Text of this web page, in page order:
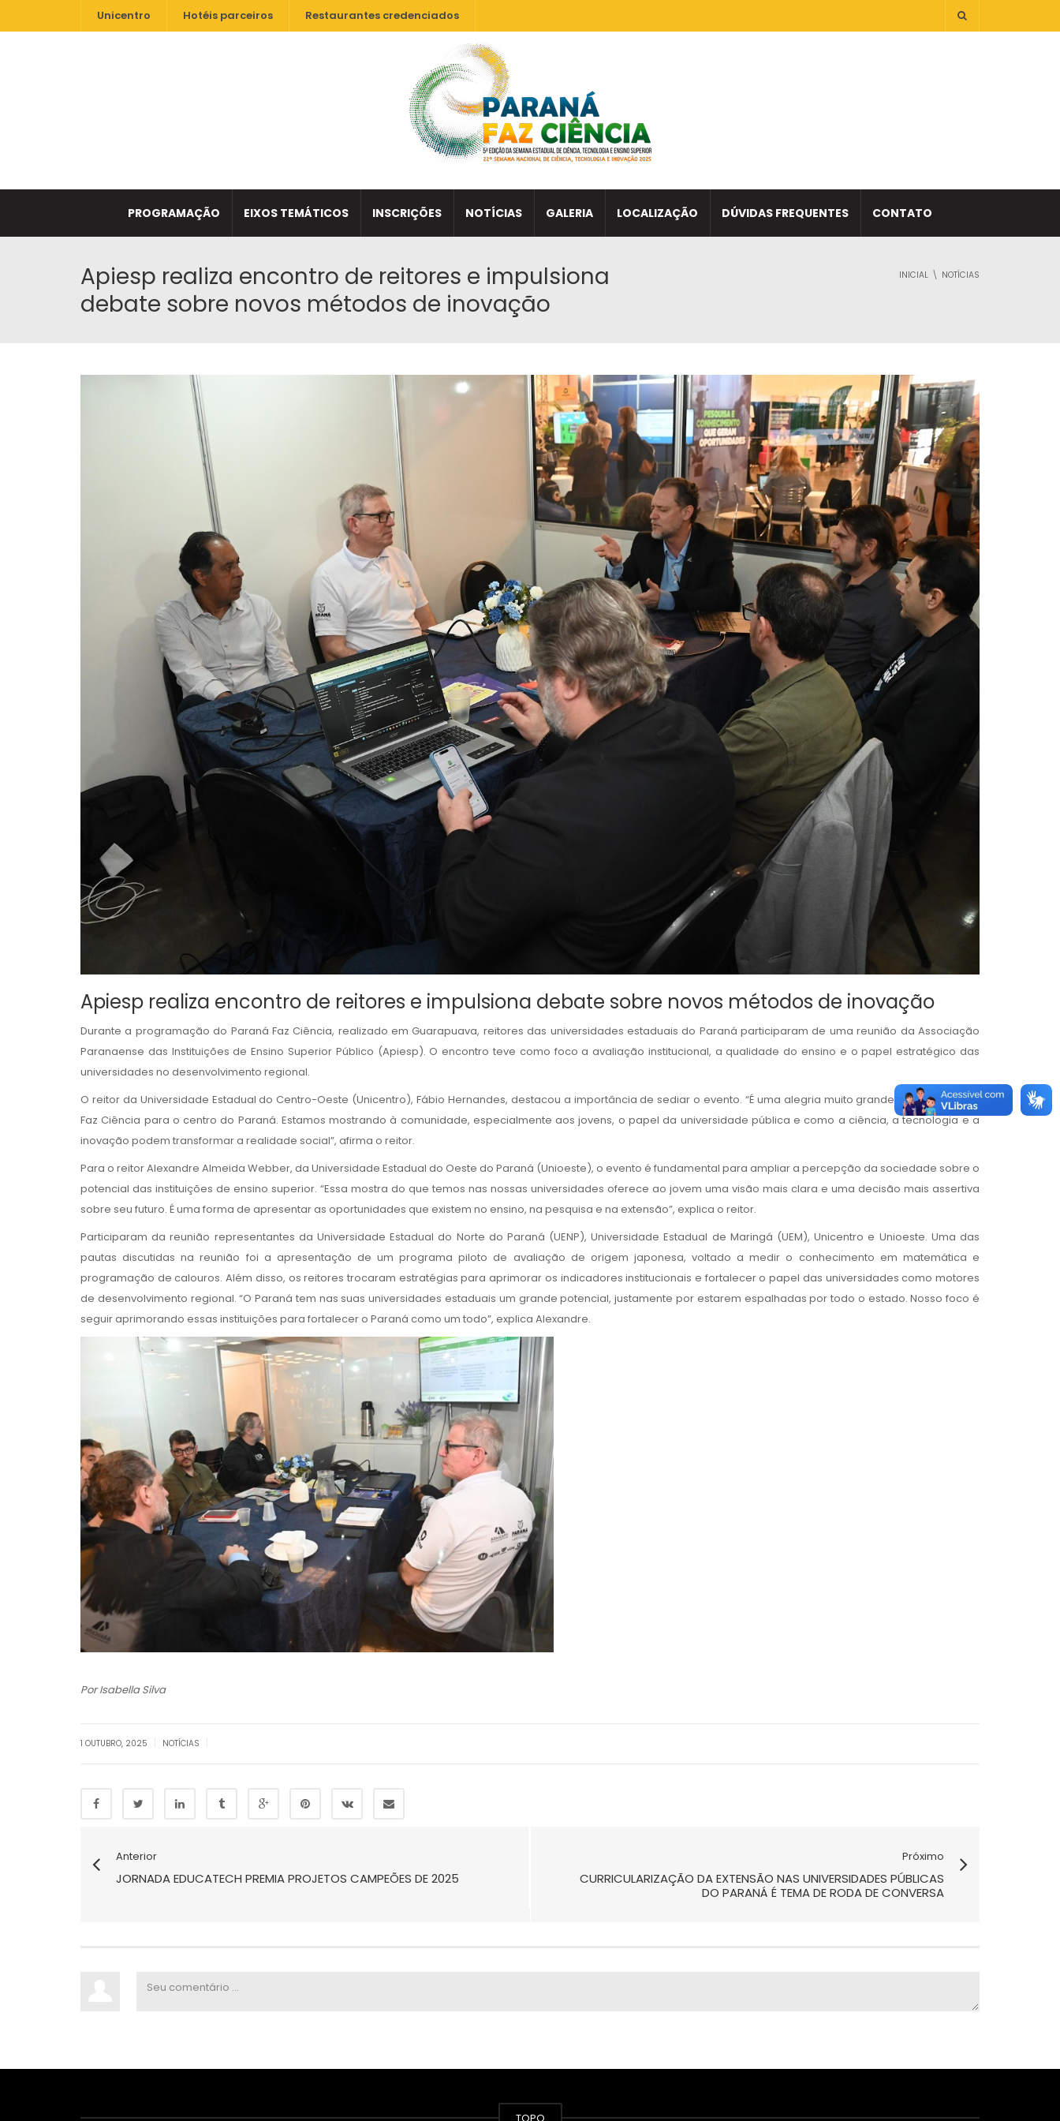
Unicentro Hotéis parceiros Restaurantes credenciados
PROGRAMAÇÃO EIXOS TEMÁTICOS INSCRIÇÕES NOTÍCIAS GALERIA LOCALIZAÇÃO DÚVIDAS FREQUENTES CONTATO
Apiesp realiza encontro de reitores e impulsiona
debate sobre novos métodos de inovação
INICIAL NOTÍCIAS
Apiesp realiza encontro de reitores e impulsiona debate sobre novos métodos de inovação
Durante a programação do Paraná Faz Ciência, realizado em Guarapuava, reitores das universidades estaduais do Paraná participaram de uma reunião da Associação
Paranaense das Instituições de Ensino Superior Público (Apiesp). O encontro teve como foco a avaliação institucional, a qualidade do ensino e o papel estratégico das
universidades no desenvolvimento regional.
O reitor da Universidade Estadual do Centro-Oeste (Unicentro), Fábio Hernandes, destacou a importância de sediar o evento. “É uma alegria muito grande trazer o Paraná
Faz Ciência para o centro do Paraná. Estamos mostrando à comunidade, especialmente aos jovens, o papel da universidade pública e como a ciência, a tecnologia e a
inovação podem transformar a realidade social”, afirma o reitor.
Para o reitor Alexandre Almeida Webber, da Universidade Estadual do Oeste do Paraná (Unioeste), o evento é fundamental para ampliar a percepção da sociedade sobre o
potencial das instituições de ensino superior. “Essa mostra do que temos nas nossas universidades oferece ao jovem uma visão mais clara e uma decisão mais assertiva
sobre seu futuro. É uma forma de apresentar as oportunidades que existem no ensino, na pesquisa e na extensão”, explica o reitor.
Participaram da reunião representantes da Universidade Estadual do Norte do Paraná (UENP), Universidade Estadual de Maringá (UEM), Unicentro e Unioeste. Uma das
pautas discutidas na reunião foi a apresentação de um programa piloto de avaliação de origem japonesa, voltado a medir o conhecimento em matemática e
programação de calouros. Além disso, os reitores trocaram estratégias para aprimorar os indicadores institucionais e fortalecer o papel das universidades como motores
de desenvolvimento regional. “O Paraná tem nas suas universidades estaduais um grande potencial, justamente por estarem espalhadas por todo o estado. Nosso foco é
seguir aprimorando essas instituições para fortalecer o Paraná como um todo”, explica Alexandre.
Por Isabella Silva
1 OUTUBRO, 2025 NOTÍCIAS
Anterior
JORNADA EDUCATECH PREMIA PROJETOS CAMPEÕES DE 2025
Próximo
CURRICULARIZAÇÃO DA EXTENSÃO NAS UNIVERSIDADES PÚBLICAS
DO PARANÁ É TEMA DE RODA DE CONVERSA